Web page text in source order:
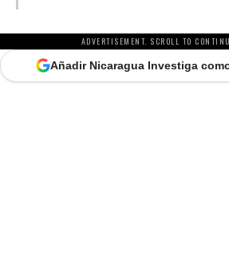
ADVERTISEMENT. SCROLL TO
Añadir Nicaragua Investiga